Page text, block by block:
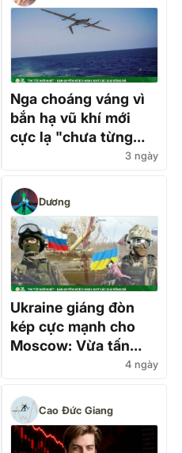
Nga choáng váng vì
bắn hạ vũ khí mới
cực lạ "chưa từng
được biết đến" của3 ngày
Dương
Ukraine giáng đòn
kép cực mạnh cho
Moscow: Vừa tấn
công sâu, vừa bóp
tranh” Nga
4 ngày
Cao Đức Giang